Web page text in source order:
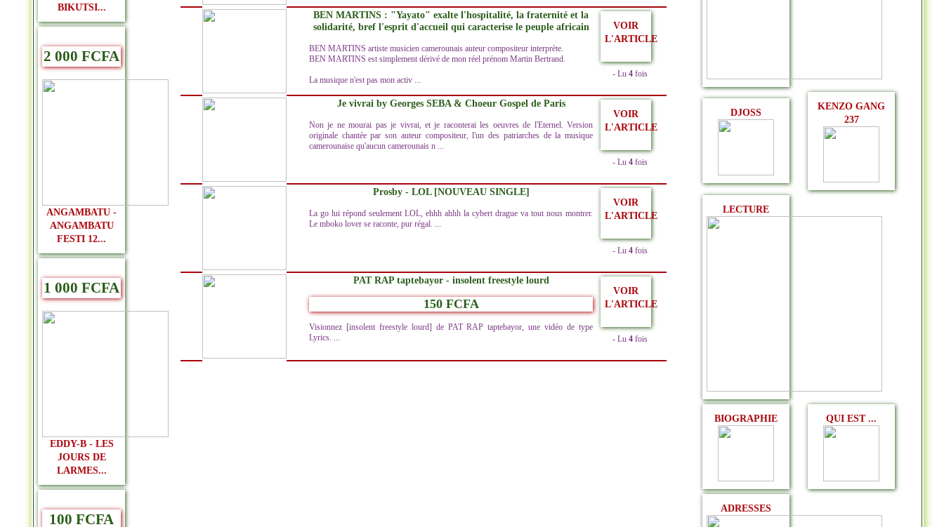
BIKUTSI...
2 000 FCFA
ANGAMBATU -
ANGAMBATU
FESTI 12...
1 000 FCFA
EDDY-B - LES
JOURS DE
LARMES...
100 FCFA
BEN MARTINS : "Yayato" exalte l'hospitalité, la fraternité et la
solidarité, bref l'esprit d'accueil qui caracterise le peuple africain
BEN MARTINS artiste musicien camerounais auteur compositeur interprète.
BEN MARTINS est simplement dérivé de mon réel prénom Martin Bertrand.
La musique n'est pas mon activ ...
VOIR
L'ARTICLE
- Lu 4 fois
Je vivrai by Georges SEBA & Choeur Gospel de Paris
Non je ne mourai pas je vivrai, et je raconterai les oeuvres de l'Eternel. Version
originale chantée par son auteur compositeur, l'un des patriarches de la musique
camerounaise qu'aucun camerounais n ...
VOIR
L'ARTICLE
- Lu 4 fois
Prosby - LOL [NOUVEAU SINGLE]
La go lui répond seulement LOL, ehhh ahhh la cybert drague va tout nous montrer.
Le mboko lover se raconte, pur régal. ...
VOIR
L'ARTICLE
- Lu 4 fois
PAT RAP taptebayor - insolent freestyle lourd
150 FCFA
Visionnez [insolent freestyle lourd] de PAT RAP taptebayor, une vidéo de type
Lyrics. ...
VOIR
L'ARTICLE
- Lu 4 fois
DJOSS
KENZO GANG
237
LECTURE
BIOGRAPHIE QUI EST ...
ADRESSES